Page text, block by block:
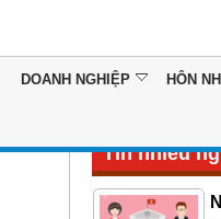
DOANH NGHIỆP HÔN
Tin nhiều